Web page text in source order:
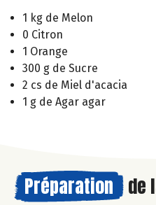
1 kg de Melon
0 Citron
1 Orange
300 g de Sucre
2 cs de Miel d'acacia
1 g de Agar agar
Préparation de